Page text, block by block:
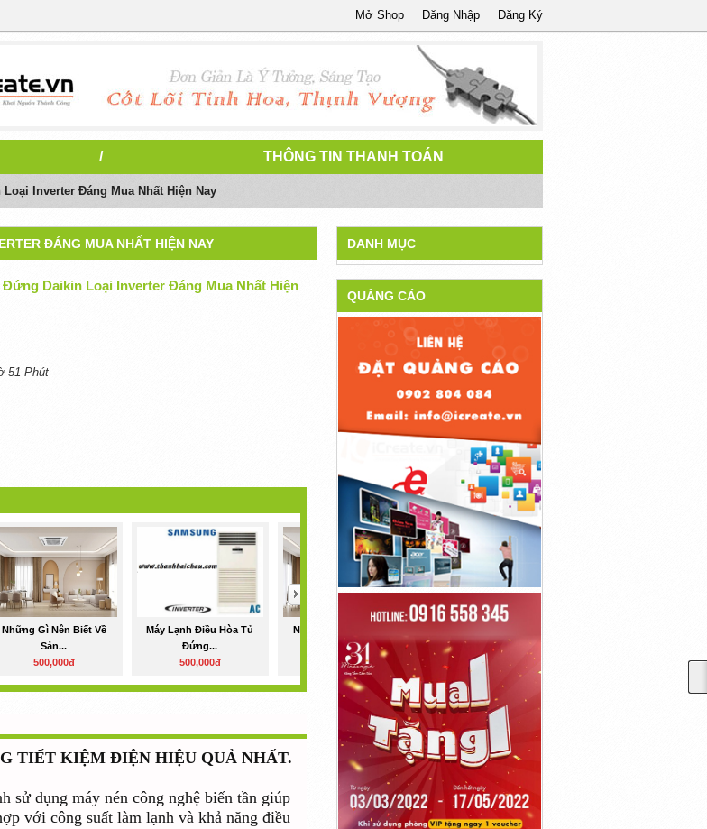
Đăng Ký
Đăng Nhập
Mở Shop
/ THÔNG TIN THANH TOÁN
Inverter Đáng Mua Nhất Hiện Nay
ĐÁNG MUA NHẤT HIỆN NAY
Daikin Loại Inverter Đáng Mua Nhất Hiện
51 Phút
Những Gì Nên Biết Về
Sản...
500,000đ
Máy Lạnh Điều Hòa Tủ
Đứng...
500,000đ
Nên Tham Khảo Chọn
Mua Máy Lạnh...
500,000đ
Lạnh Tủ...
500,000đ
>
TIẾT KIỆM ĐIỆN HIỆU QUẢ NHẤT.
sử dụng máy nén công nghệ biến tần giúp
với công suất làm lạnh và khả năng điều
DANH MỤC
QUẢNG CÁO